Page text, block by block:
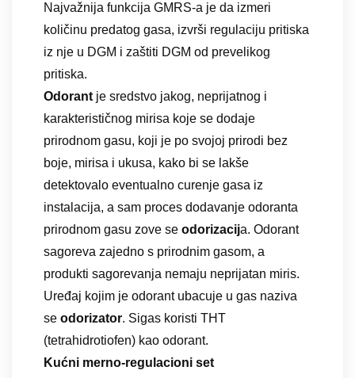
Najvažnija funkcija GMRS-a je da izmeri
količinu predatog gasa, izvrši regulaciju pritiska
iz nje u DGM i zaštiti DGM od prevelikog
pritiska.
Odorant je sredstvo jakog, neprijatnog i
karakterističnog mirisa koje se dodaje
prirodnom gasu, koji je po svojoj prirodi bez
boje, mirisa i ukusa, kako bi se lakše
detektovalo eventualno curenje gasa iz
instalacija, a sam proces dodavanje odoranta
prirodnom gasu zove se odorizacija. Odorant
sagoreva zajedno s prirodnim gasom, a
produkti sagorevanja nemaju neprijatan miris.
Uređaj kojim je odorant ubacuje u gas naziva
se odorizator. Sigas koristi THT
(tetrahidrotiofen) kao odorant.
Kućni merno-regulacioni set